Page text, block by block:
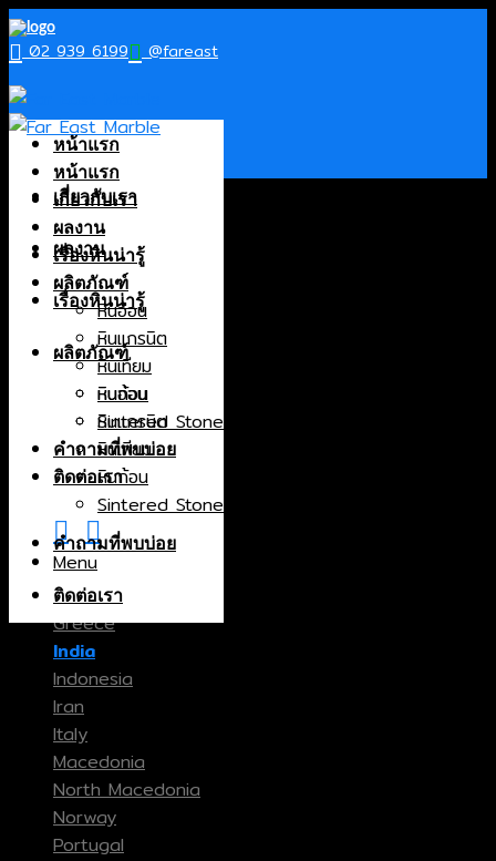
Skip
to 02 939 6199 @fareast
หน้าแรก
เกี่ยวกับเรา
ผลงาน
เรื่องหินน่ารู้
ผลิตภัณฑ์
หินอ่อน
หินแกรนิต
หินเทียม
หินก้อน
Sintered Stone
คำถามที่พบบ่อย
ติดต่อเรา
Menu
หน้าแรก
เกี่ยวกับเรา
ผลงาน
เรื่องหินน่ารู้
ผลิตภัณฑ์
หินอ่อน
หินแกรนิต
หินเทียม
หินก้อน
Sintered Stone
คำถามที่พบบ่อย
ติดต่อเรา
India
Products
หินอ่อน
หินแกรนิต
หินเทียม
หินก้อน
Sintered Stone
Origin
Brazil
Canada
China
Greece
India
Indonesia
Iran
Italy
Macedonia
North Macedonia
Norway
Portugal